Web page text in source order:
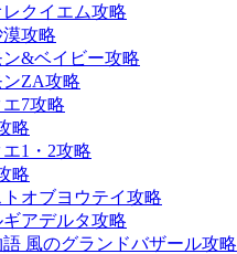
クイエム攻略
攻略
ン&ベイビー攻略
ンZA攻略
エ7攻略
略
エ1・2攻略
略
トオブヨウテイ攻略
ギアデルタ攻略
風のグランドバザール攻略